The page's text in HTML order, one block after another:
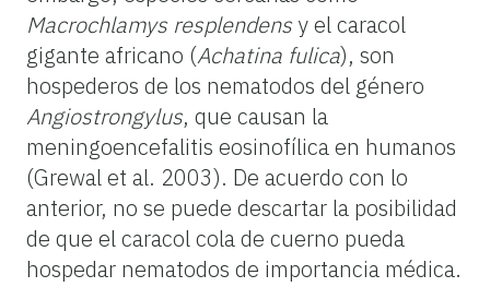
Macrochlamys resplendens y el caracol
gigante africano (Achatina fulica), son
hospederos de los nematodos del género
Angiostrongylus, que causan la
meningoencefalitis eosinofílica en humanos
(Grewal et al. 2003). De acuerdo con lo
anterior, no se puede descartar la posibilidad
de que el caracol cola de cuerno pueda
hospedar nematodos de importancia médica.